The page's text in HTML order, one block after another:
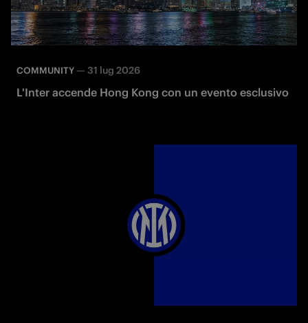
COMMUNITY — 31 lug 2026
L'Inter accende Hong Kong con un evento esclusivo